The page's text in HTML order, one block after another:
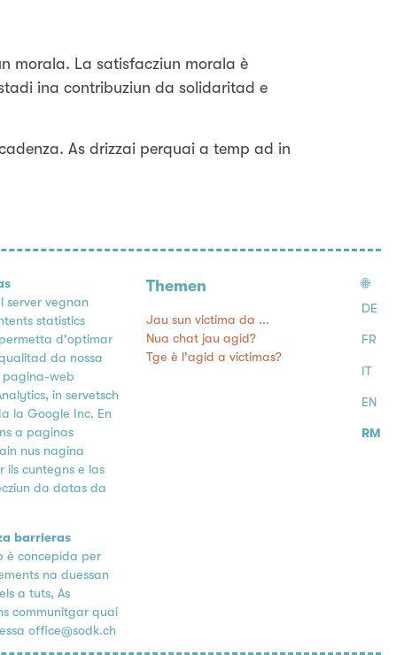
morala. La satisfacziun morala è
ina contribuziun da solidaritad e
As drizzai perquai a temp ad in
server vegnan
statistics
d'optimar
da nossa
pagina-web
in servetsch
la Google Inc. En
a paginas
nus nagina
ils cuntegns e las
da datas da
barrieras
è concepida per
na duessan
a tuts, As
communitgar quai
office@sodk.ch
Themen
Jau sun victima da ...
Nua chat jau agid?
Tge è l'agid a victimas?
🌐
DE
FR
IT
EN
RM